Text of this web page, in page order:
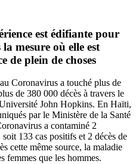
est édifiante pour
mesure où elle est
de plein de choses
Coronavirus a touché plus de
de 380 000 décès à travers le
John Hopkins. En Haïti,
par le Ministère de la Santé
a contaminé 2
133 cas positifs et 2 décès de
cette même source, la maladie
femmes que les hommes.